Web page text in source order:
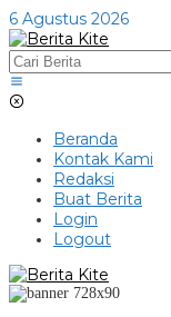
Lewati
ke
konten
6 Agustus 2026
Beranda
Kontak Kami
Redaksi
Buat Berita
Login
Logout